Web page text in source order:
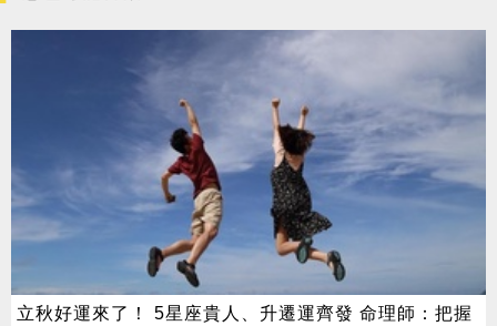
立秋好運來了！ 5星座貴人、升遷運齊發 命理師：把握